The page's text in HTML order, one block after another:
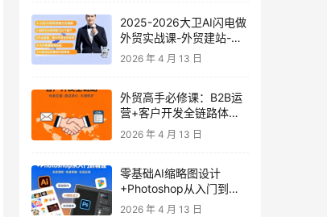
2025-2026大卫AI闪电做
外贸实战课-外贸建站-开
发客户-内容营销-从0到3
2026 年 4 月 13 日
外贸高手必修课：B2B运
营+客户开发全链路体系
课 | 从0到1成为外贸精英
2026 年 4 月 13 日
零基础AI缩略图设计
+Photoshop从入门到精
通 全套教程（含形象照拍
2026 年 4 月 13 日